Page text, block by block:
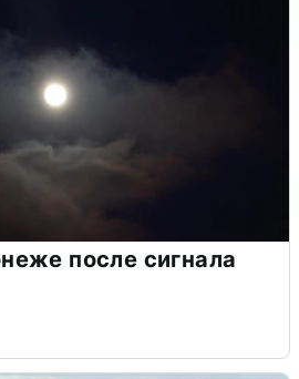
после сигнала